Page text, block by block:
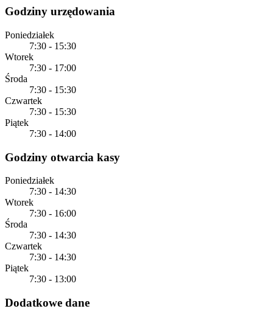
Godziny urzędowania
Poniedziałek
7:30 - 15:30
Wtorek
7:30 - 17:00
Środa
7:30 - 15:30
Czwartek
7:30 - 15:30
Piątek
7:30 - 14:00
Godziny otwarcia kasy
Poniedziałek
7:30 - 14:30
Wtorek
7:30 - 16:00
Środa
7:30 - 14:30
Czwartek
7:30 - 14:30
Piątek
7:30 - 13:00
Dodatkowe dane